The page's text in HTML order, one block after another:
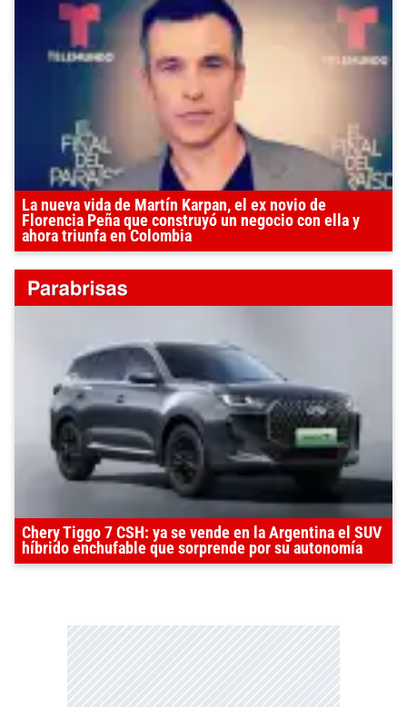
La nueva vida de Martín Karpan, el ex novio de
Florencia Peña que construyó un negocio con ella y
ahora triunfa en Colombia
Chery Tiggo 7 CSH: ya se vende en la Argentina el SUV
híbrido enchufable que sorprende por su autonomía